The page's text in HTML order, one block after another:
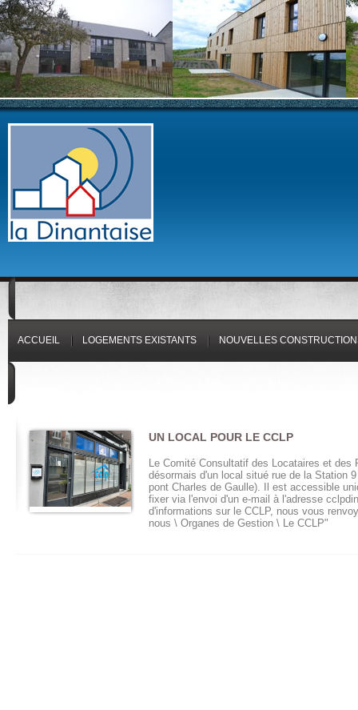
ACCUEIL LOGEMENTS EXISTANTS NOUVELLES
UN LOCAL POUR LE CCLP
Le Comité Consultatif des Locataires et des
désormais d'un local situé rue de la Station
pont Charles de Gaulle). Il est accessible
fixer via l'envoi d'un e-mail à l'adresse
d'informations sur le CCLP, nous vous
nous \ Organes de Gestion \ Le CCLP"